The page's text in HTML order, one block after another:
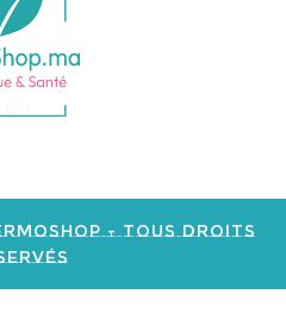
- Tous Droits